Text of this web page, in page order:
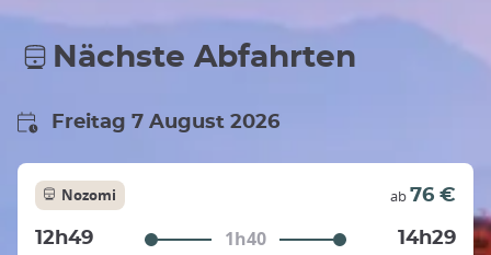
Nächste Abfahrten
Freitag 7 August 2026
Nozomi ab76 €
12h49 1h40
14h29